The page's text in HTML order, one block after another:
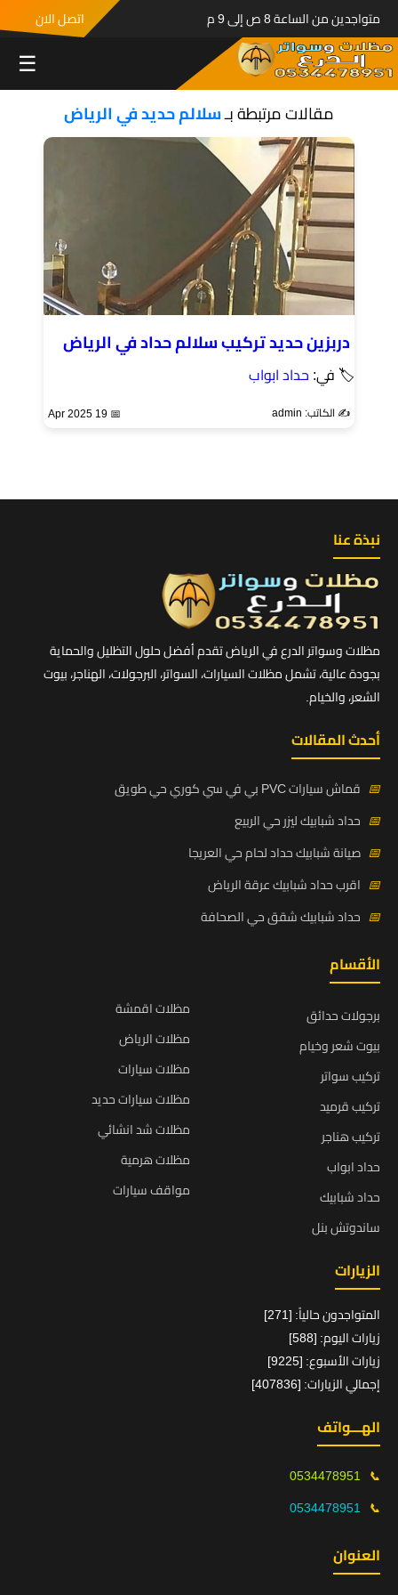
متواجدين من الساعة 8 ص إلى 9 م اتصل الان
☰
مقالات مرتبطة بـسلالم حديد في الرياض
دربزين حديد تركيب سلالم حداد في الرياض
🏷 في: حداد ابواب
✍️ الكاتب: admin 📅 19 Apr 2025
نبذة عنا
مظلات وسواتر الدرع في الرياض تقدم أفضل حلول التظليل والحماية
بجودة عالية، تشمل مظلات السيارات، السواتر، البرجولات، الهناجر، بيوت
الشعر، والخيام.
أحدث المقالات
📅 قماش سيارات PVC بي في سي كوري حي طويق
📅 حداد شبابيك ليزر حي الربيع
📅 صيانة شبابيك حداد لحام حي العريجا
📅 اقرب حداد شبابيك عرقة الرياض
📅 حداد شبابيك شقق حي الصحافة
الأقسام
برجولات حدائق
بيوت شعر وخيام
تركيب سواتر
تركيب قرميد
تركيب هناجر
حداد ابواب
حداد شبابيك
ساندوتش بنل
مظلات اقمشة
مظلات الرياض
مظلات سيارات
مظلات سيارات حديد
مظلات شد انشائي
مظلات هرمية
مواقف سيارات
الزيارات
المتواجدون حالياً: [271]
زيارات اليوم: [588]
زيارات الأسبوع: [9225]
إجمالي الزيارات: [407836]
الهـــواتف
📞
0534478951
📞
0534478951
العنوان